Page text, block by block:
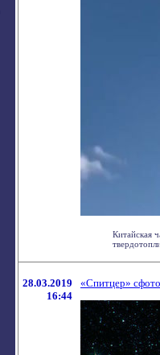
Китайская
28.03.2019
16:44
«Спитцер»